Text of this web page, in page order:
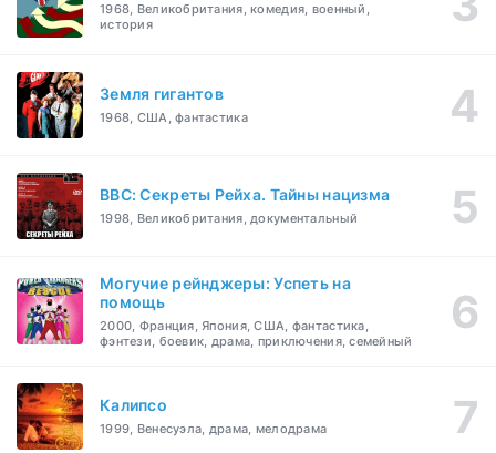
1968, Великобритания, комедия, военный,
история
Земля гигантов
1968, США, фантастика
BBC: Секреты Рейха. Тайны нацизма
1998, Великобритания, документальный
Могучие рейнджеры: Успеть на
помощь
2000, Франция, Япония, США, фантастика,
фэнтези, боевик, драма, приключения, семейный
Калипсо
1999, Венесуэла, драма, мелодрама